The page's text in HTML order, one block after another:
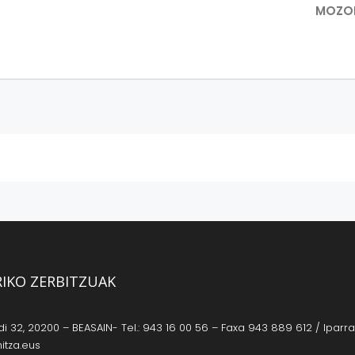
ZERBITZUAK
32, 20200 – BEASAIN- Tel.: 943 16 00 56 – Faxa 943 889 612 /